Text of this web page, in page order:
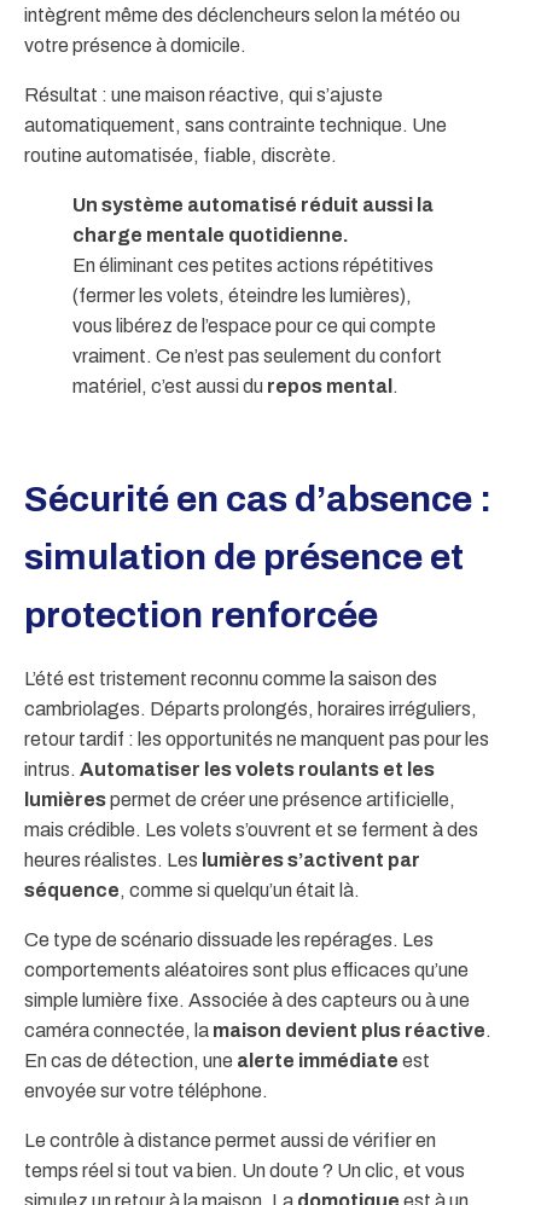
intègrent même des déclencheurs selon la météo ou
votre présence à domicile.
Résultat : une maison réactive, qui s’ajuste
automatiquement, sans contrainte technique. Une
routine automatisée, fiable, discrète.
Un système automatisé réduit aussi la
charge mentale quotidienne.
En éliminant ces petites actions répétitives
(fermer les volets, éteindre les lumières),
vous libérez de l’espace pour ce qui compte
vraiment. Ce n’est pas seulement du confort
matériel, c’est aussi du repos mental .
Sécurité en cas d’absence :
simulation de présence et
protection renforcée
L’été est tristement reconnu comme la saison des
cambriolages. Départs prolongés, horaires irréguliers,
retour tardif : les opportunités ne manquent pas pour les
intrus. Automatiser les volets roulants et les
lumièrespermet de créer une présence artificielle,
mais crédible. Les volets s’ouvrent et se ferment à des
heures réalistes. Les lumières s’activent par
séquence, comme si quelqu’un était là.
Ce type de scénario dissuade les repérages. Les
comportements aléatoires sont plus efficaces qu’une
simple lumière fixe. Associée à des capteurs ou à une
caméra connectée, la maison devient plus réactive.
En cas de détection, une alerte immédiate est
envoyée sur votre téléphone.
Le contrôle à distance permet aussi de vérifier en
temps réel si tout va bien. Un doute ? Un clic, et vous